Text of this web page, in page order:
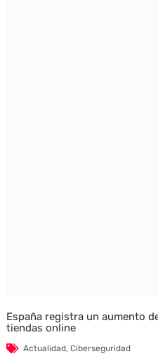
España registra un aumento
tiendas online
Actualidad, Ciberseguridad